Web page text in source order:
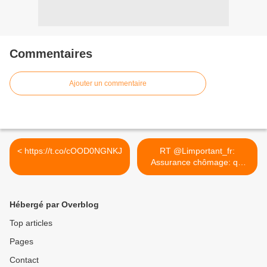
Commentaires
Ajouter un commentaire
< https://t.co/cOOD0NGNKJ
RT @Limportant_fr:
Assurance chômage: qui
propose... >
Hébergé par Overblog
Top articles
Pages
Contact